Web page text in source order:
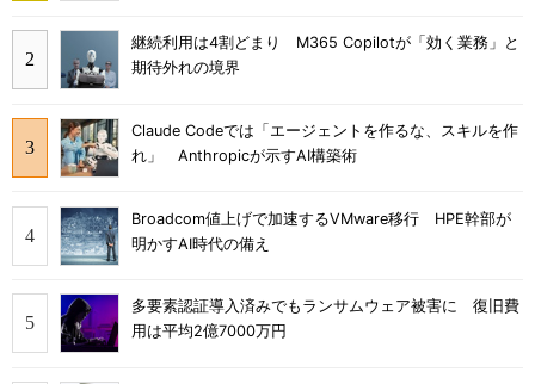
継続利用は4割どまり M365 Copilotが「効く業務」と
期待外れの境界
Claude Codeでは「エージェントを作るな、スキルを作
れ」 Anthropicが示すAI構築術
Broadcom値上げで加速するVMware移行 HPE幹部が
明かすAI時代の備え
多要素認証導入済みでもランサムウェア被害に 復旧費
用は平均2億7000万円